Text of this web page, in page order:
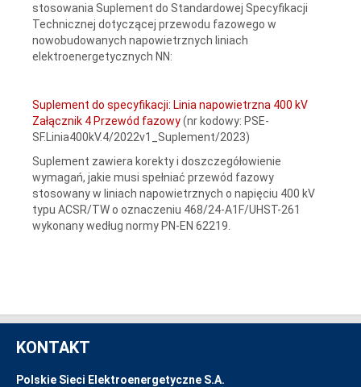
stosowania Suplement do Standardowej Specyfikacji
Technicznej dotyczącej przewodu fazowego w
nowobudowanych napowietrznych liniach
elektroenergetycznych NN:
Suplement do specyfikacji: Linia napowietrzna 400 kV
Załącznik 4 Przewód fazowy(nr kodowy: PSE-
SF.Linia400kV.4/2022v1_Suplement/2023)
Suplement zawiera korekty i doszczegółowienie
wymagań, jakie musi spełniać przewód fazowy
stosowany w liniach napowietrznych o napięciu 400 kV
typu ACSR/TW o oznaczeniu 468/24-A1F/UHST-261
wykonany według normy PN-EN 62219.
KONTAKT
Polskie Sieci Elektroenergetyczne S.A.